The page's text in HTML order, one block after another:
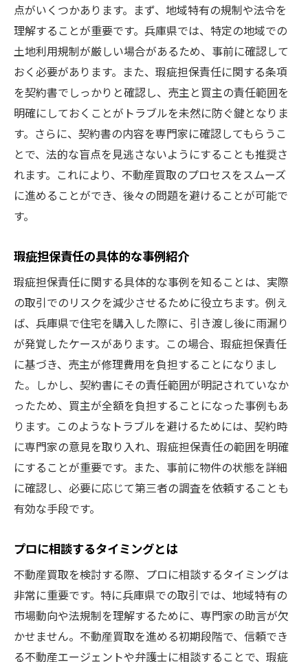
信頼できる不動産業者の見極め方
瑕疵担保責任の理解で安心取引
事前調査でトラブルを回避する
契約書のチェックポイントを解説
兵庫県ならではの注意点を把握
アフターケアの内容を確認しよう
瑕疵担保責任を理解して不動産買取を円滑に
瑕疵担保責任の詳細とその対策
取引の流れを知り安心を得る
購入後の対応策を事前に確認
不動産買取の成功ポイントを押さえる
兵庫県での不動産買取トラブル回避法
瑕疵担保責任でのトラブル事例
契約時の注意事項を知る
トラブル防止のための事前準備
信頼できる業者選びの基準
兵庫県特有の問題への対処法
購入後に備える安心のサポート
点がいくつかあります。まず、地域特有の規制や法令を
理解することが重要です。兵庫県では、特定の地域での
土地利用規制が厳しい場合があるため、事前に確認して
おく必要があります。また、瑕疵担保責任に関する条項
を契約書でしっかりと確認し、売主と買主の責任範囲を
明確にしておくことがトラブルを未然に防ぐ鍵となりま
す。さらに、契約書の内容を専門家に確認してもらうこ
とで、法的な盲点を見逃さないようにすることも推奨さ
れます。これにより、不動産買取のプロセスをスムーズ
に進めることができ、後々の問題を避けることが可能で
す。
瑕疵担保責任の具体的な事例紹介
瑕疵担保責任に関する具体的な事例を知ることは、実際
の取引でのリスクを減少させるために役立ちます。例え
ば、兵庫県で住宅を購入した際に、引き渡し後に雨漏り
が発覚したケースがあります。この場合、瑕疵担保責任
に基づき、売主が修理費用を負担することになりまし
た。しかし、契約書にその責任範囲が明記されていなか
ったため、買主が全額を負担することになった事例もあ
ります。このようなトラブルを避けるためには、契約時
に専門家の意見を取り入れ、瑕疵担保責任の範囲を明確
にすることが重要です。また、事前に物件の状態を詳細
に確認し、必要に応じて第三者の調査を依頼することも
有効な手段です。
プロに相談するタイミングとは
不動産買取を検討する際、プロに相談するタイミングは
非常に重要です。特に兵庫県での取引では、地域特有の
市場動向や法規制を理解するために、専門家の助言が欠
かせません。不動産買取を進める初期段階で、信頼でき
る不動産エージェントや弁護士に相談することで、瑕疵